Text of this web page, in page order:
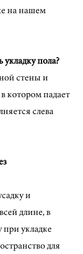
на нашем
укладку пола?
стены и
котором падает
слева
и
длине, в
при укладке
для